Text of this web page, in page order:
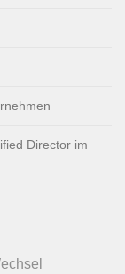
Director im